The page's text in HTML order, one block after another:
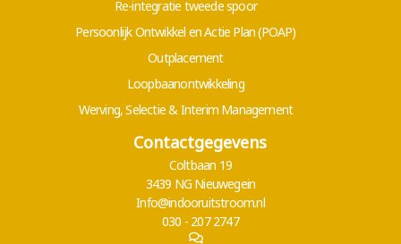
Re-integratie tweede spoor
Persoonlijk Ontwikkel en Actie Plan (POAP)
Outplacement
Loopbaanontwikkeling
Werving, Selectie & Interim Management
Contactgegevens
Coltbaan 19
3439 NG Nieuwegein
Info@indooruitstroom.nl
030 - 207 2747